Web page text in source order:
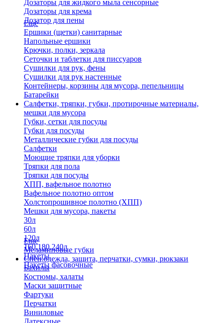
Дозаторы для жидкого мыла сенсорные
Дозаторы для крема
Дозатор для пены
Еще
Ершики (щетки) санитарные
Напольные ершики
Крючки, полки, зеркала
Сеточки и таблетки для писсуаров
Сушилки для рук, фены
Сушилки для рук настенные
Контейнеры, корзины для мусора, пепельницы
Батарейки
Салфетки, тряпки, губки, протирочные материалы,
мешки для мусора
Губки, сетки для посуды
Губки для посуды
Металлические губки для посуды
Салфетки
Моющие тряпки для уборки
Тряпки для пола
Тряпки для посуды
ХПП, вафельное полотно
Вафельное полотно оптом
Холстопрошивное полотно (ХПП)
Мешки для мусора, пакеты
30л
60л
120л
160,180,240л
Пакеты
Пакеты фасовочные
Еще
Меламиновые губки
Спец.одежда, защита, перчатки, сумки, рюкзаки
Бахилы
Костюмы, халаты
Маски защитные
Фартуки
Перчатки
Виниловые
Латексные